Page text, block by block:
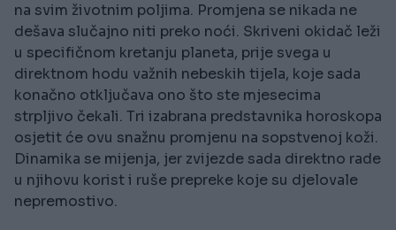
na svim životnim poljima. Promjena se nikada ne
dešava slučajno niti preko noći. Skriveni okidač leži
u specifičnom kretanju planeta, prije svega u
direktnom hodu važnih nebeskih tijela, koje sada
konačno otključava ono što ste mjesecima
strpljivo čekali. Tri izabrana predstavnika horoskopa
osjetit će ovu snažnu promjenu na sopstvenoj koži.
Dinamika se mijenja, jer zvijezde sada direktno rade
u njihovu korist i ruše prepreke koje su djelovale
nepremostivo.